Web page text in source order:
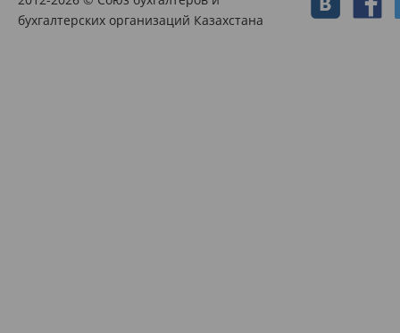
бухгалтерских организаций Казахстана